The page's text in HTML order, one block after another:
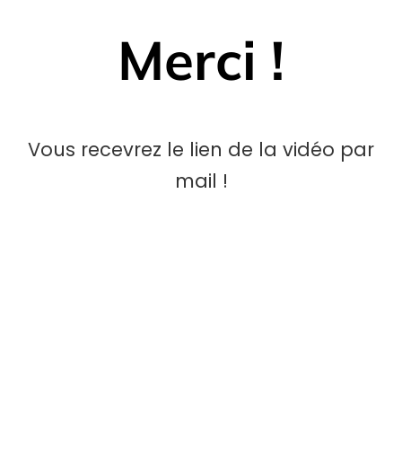
Merci !
Vous recevrez le lien de la vidéo par
mail !